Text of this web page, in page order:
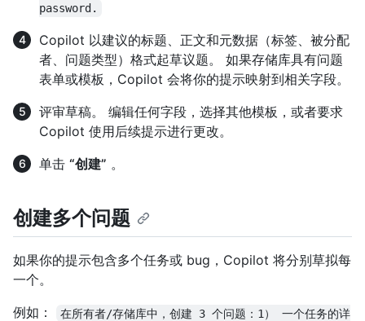
password.
Copilot 以建议的标题、正文和元数据（标签、被分配
者、问题类型）格式起草议题。 如果存储库具有问题
表单或模板，Copilot 会将你的提示映射到相关字段。
评审草稿。 编辑任何字段，选择其他模板，或者要求
Copilot 使用后续提示进行更改。
单击 “创建” 。
创建多个问题
如果你的提示包含多个任务或 bug，Copilot 将分别草拟每
一个。
例如：
在所有者/存储库中，创建 3 个问题：1） 一个任务的详